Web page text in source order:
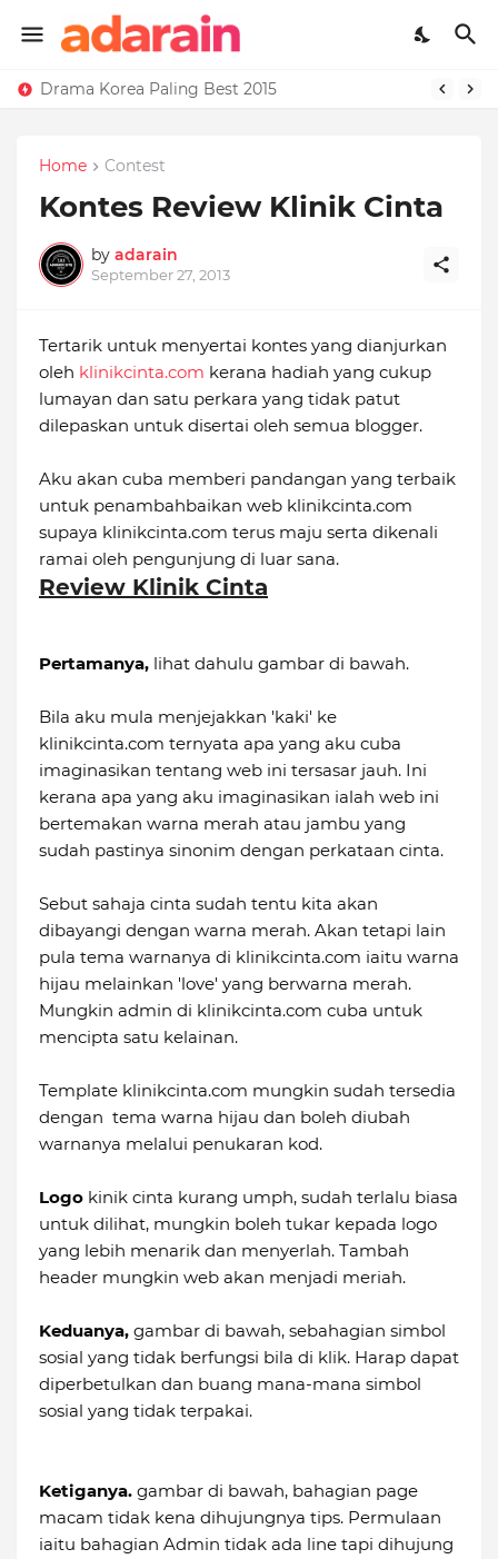
Drama Korea Paling Best 2015
Home Contest
Kontes Review Klinik Cinta
by adarain
September 27, 2013
Tertarik untuk menyertai kontes yang dianjurkan
oleh klinikcinta.com kerana hadiah yang cukup
lumayan dan satu perkara yang tidak patut
dilepaskan untuk disertai oleh semua blogger.
Aku akan cuba memberi pandangan yang terbaik
untuk penambahbaikan web klinikcinta.com
supaya klinikcinta.com terus maju serta dikenali
ramai oleh pengunjung di luar sana.
Review Klinik Cinta
Pertamanya, lihat dahulu gambar di bawah.
Bila aku mula menjejakkan 'kaki' ke
klinikcinta.com ternyata apa yang aku cuba
imaginasikan tentang web ini tersasar jauh. Ini
kerana apa yang aku imaginasikan ialah web ini
bertemakan warna merah atau jambu yang
sudah pastinya sinonim dengan perkataan cinta.
Sebut sahaja cinta sudah tentu kita akan
dibayangi dengan warna merah. Akan tetapi lain
pula tema warnanya di klinikcinta.com iaitu warna
hijau melainkan 'love' yang berwarna merah.
Mungkin admin di klinikcinta.com cuba untuk
mencipta satu kelainan.
Template klinikcinta.com mungkin sudah tersedia
dengan tema warna hijau dan boleh diubah
warnanya melalui penukaran kod.
Logo kinik cinta kurang umph, sudah terlalu biasa
untuk dilihat, mungkin boleh tukar kepada logo
yang lebih menarik dan menyerlah. Tambah
header mungkin web akan menjadi meriah.
Keduanya, gambar di bawah, sebahagian simbol
sosial yang tidak berfungsi bila di klik. Harap dapat
diperbetulkan dan buang mana-mana simbol
sosial yang tidak terpakai.
Ketiganya. gambar di bawah, bahagian page
macam tidak kena dihujungnya tips. Permulaan
iaitu bahagian Admin tidak ada line tapi dihujung